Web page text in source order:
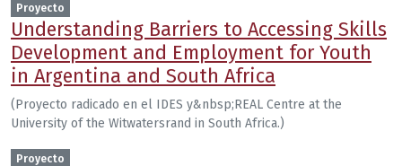
Proyecto
Understanding Barriers to Accessing Skills
Development and Employment for Youth
in Argentina and South Africa
(Proyecto radicado en el IDES y&nbsp;REAL Centre at the
University of the Witwatersrand in South Africa.)
Proyecto